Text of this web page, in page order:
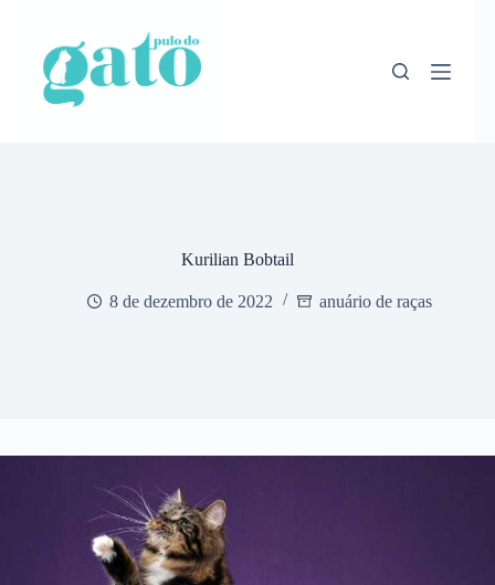
conteúdo
Kurilian Bobtail
8 de dezembro de 2022 anuário de raças